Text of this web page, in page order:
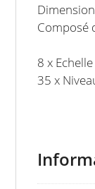
Composé
8 x
35 x